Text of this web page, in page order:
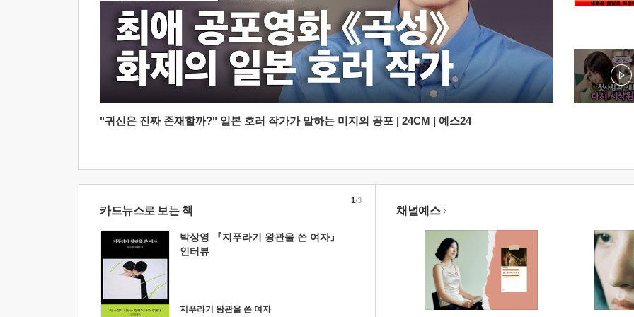
"귀신은 진짜 존재할까?" 일본 호러 작가가 말하는 미지의 공포 | 24CM | 예스24
카드뉴스로 보는 책
박상영 『지푸라기 왕관을 쓴 여자』
인터뷰
지푸라기 왕관을 쓴 여자
1/3
채널예스